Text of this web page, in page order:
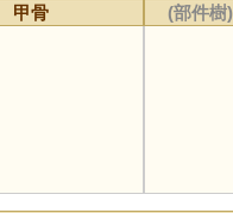
甲骨 (部件樹)